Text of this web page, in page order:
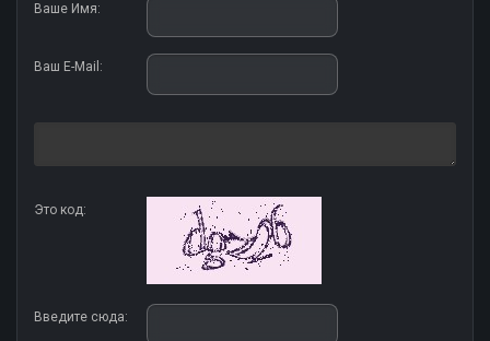
Ваше Имя:
Ваш E-Mail:
Это код:
Введите сюда: